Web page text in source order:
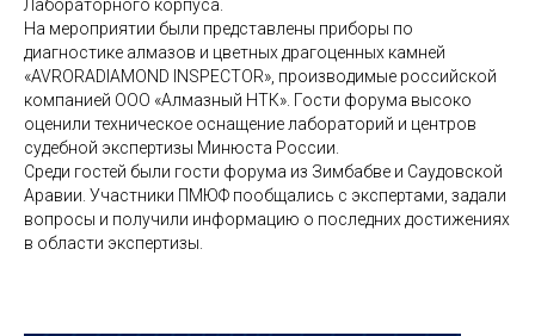
Лабораторного корпуса.
На мероприятии были представлены приборы по
диагностике алмазов и цветных драгоценных камней
«AVRORADIAMOND INSPECTOR», производимые российской
компанией ООО «Алмазный НТК». Гости форума высоко
оценили техническое оснащение лабораторий и центров
судебной экспертизы Минюста России.
Среди гостей были гости форума из Зимбабве и Саудовской
Аравии. Участники ПМЮФ пообщались с экспертами, задали
вопросы и получили информацию о последних достижениях
в области экспертизы.